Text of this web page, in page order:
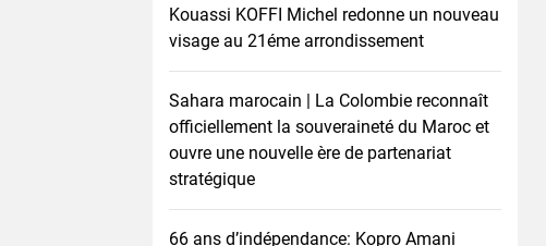
Kouassi KOFFI Michel redonne un nouveau
visage au 21éme arrondissement
Sahara marocain | La Colombie reconnaît
officiellement la souveraineté du Maroc et
ouvre une nouvelle ère de partenariat
stratégique
66 ans d’indépendance: Kopro Amani